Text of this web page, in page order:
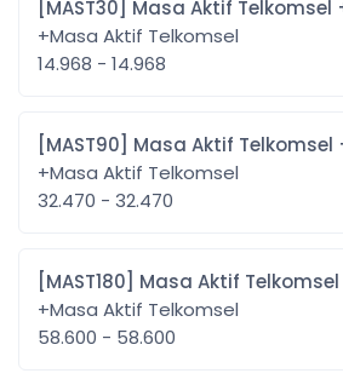
[MAST30] Masa Aktif
+Masa Aktif Telkomsel
14.968 - 14.968
[MAST90] Masa Aktif
+Masa Aktif Telkomsel
32.470 - 32.470
[MAST180] Masa Aktif
+Masa Aktif Telkomsel
58.600 - 58.600